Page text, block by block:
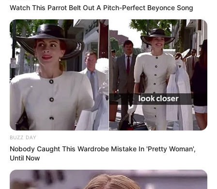
Watch This Parrot Belt Out A Pitch-Perfect Beyonce Song
BUZZ DAY
Nobody Caught This Wardrobe Mistake In 'Pretty Woman',
Until Now